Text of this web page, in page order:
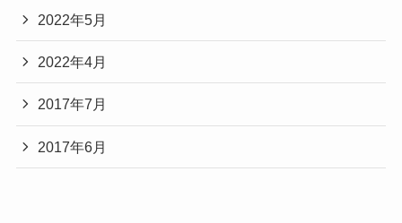
2022年5月
2022年4月
2017年7月
2017年6月